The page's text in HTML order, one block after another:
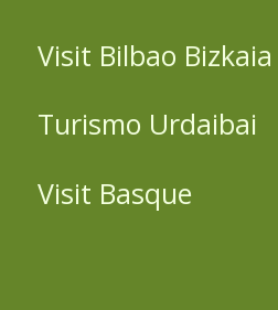
Visit Bilbao Bizkaia
Turismo Urdaibai
Visit Basque